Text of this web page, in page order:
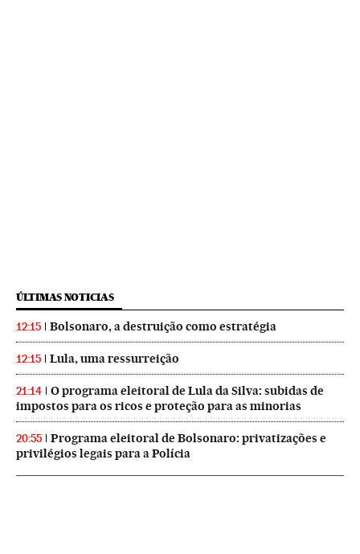
ÚLTIMAS NOTICIAS
12:15 Bolsonaro, a destruição como estratégia
12:15 Lula, uma ressurreição
21:14
O programa eleitoral de Lula da Silva: subidas de
impostos para os ricos e proteção para as minorias
20:55
Programa eleitoral de Bolsonaro: privatizações e
privilégios legais para a Polícia